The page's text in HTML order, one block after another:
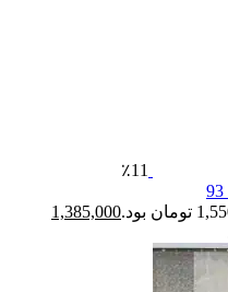
٪11
1,385,000